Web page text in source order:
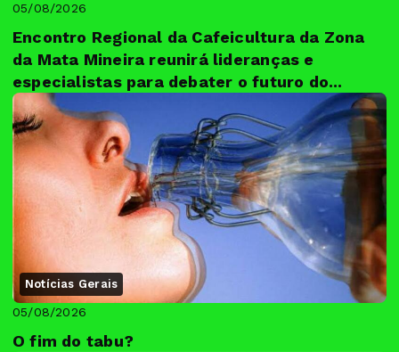
05/08/2026
Encontro Regional da Cafeicultura da Zona
da Mata Mineira reunirá lideranças e
especialistas para debater o futuro do...
Notícias Gerais
05/08/2026
O fim do tabu?